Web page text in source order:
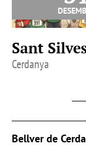
Sant
Cerdanya
Bellver de